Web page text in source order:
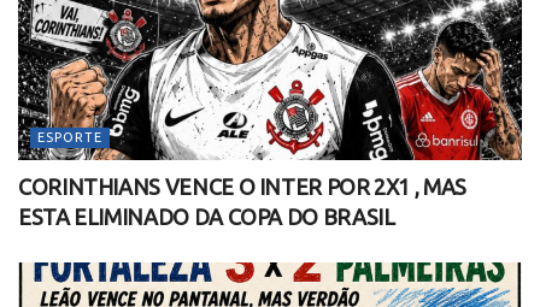
ESPORTE
CORINTHIANS VENCE O INTER POR 2X1 , MAS
ESTA ELIMINADO DA COPA DO BRASIL